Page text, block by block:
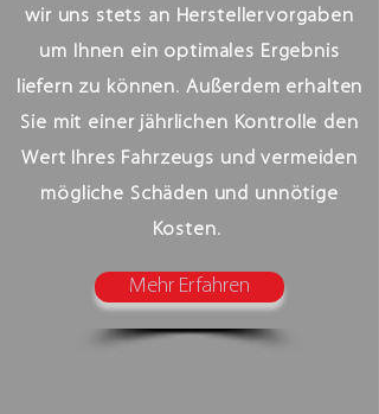
wir uns stets an Herstellervorgaben
um Ihnen ein optimales Ergebnis
liefern zu können. Außerdem erhalten
Sie mit einer jährlichen Kontrolle den
Wert Ihres Fahrzeugs und vermeiden
mögliche Schäden und unnötige
Kosten.
Mehr Erfahren